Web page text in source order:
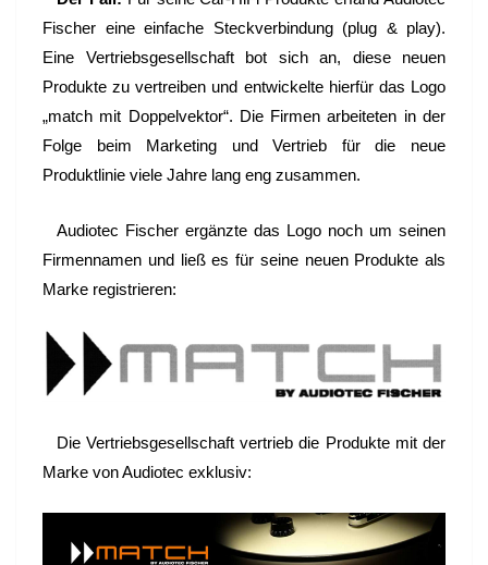
MIT
DOPPELVEKTOR
Fischer eine einfache Steckverbindung (plug & play).
Eine Vertriebsgesellschaft bot sich an, diese neuen
Produkte zu vertreiben und entwickelte hierfür das Logo
„match mit Doppelvektor“. Die Firmen arbeiteten in der
Folge beim Marketing und Vertrieb für die neue
Produktlinie viele Jahre lang eng zusammen.
Audiotec Fischer ergänzte das Logo noch um seinen
Firmennamen und ließ es für seine neuen Produkte als
Marke registrieren:
Die Vertriebsgesellschaft vertrieb die Produkte mit der
Marke von Audiotec exklusiv: